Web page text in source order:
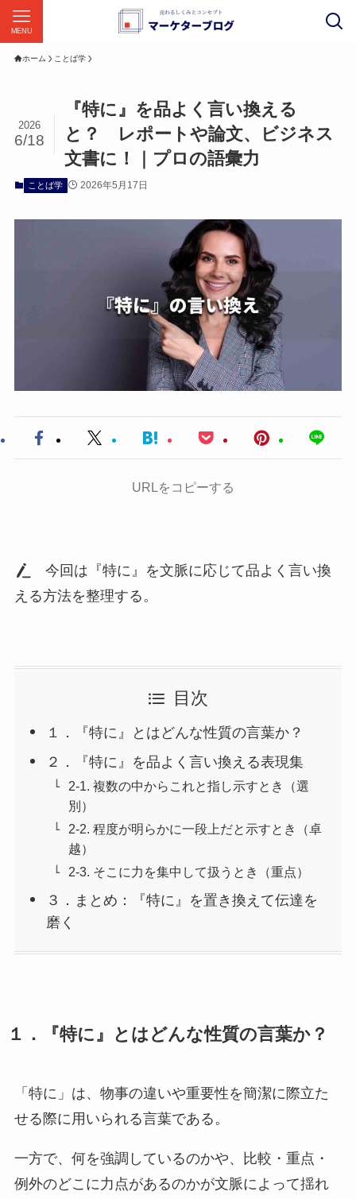
MENU
ホーム ことば学
『特に』を品よく言い換える
と？ レポートや論文、ビジネス
文書に！｜プロの語彙力
2026
6/18
ことば学 2026年5月17日
URLをコピーする
今回は『特に』を文脈に応じて品よく言い換
える方法を整理する。
目次
１．『特に』とはどんな性質の言葉か？
２．『特に』を品よく言い換える表現集
2-1. 複数の中からこれと指し示すとき（選
別）
2-2. 程度が明らかに一段上だと示すとき（卓
越）
2-3. そこに力を集中して扱うとき（重点）
３．まとめ：『特に』を置き換えて伝達を
磨く
１．『特に』とはどんな性質の言葉か？
「特に」は、物事の違いや重要性を簡潔に際立た
せる際に用いられる言葉である。
一方で、何を強調しているのかや、比較・重点・
例外のどこに力点があるのかが文脈によって揺れ